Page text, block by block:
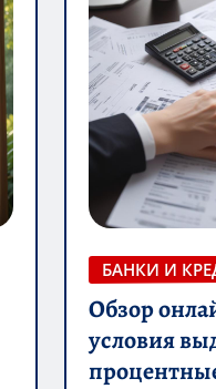
БАНКИ И
Обзор
условия